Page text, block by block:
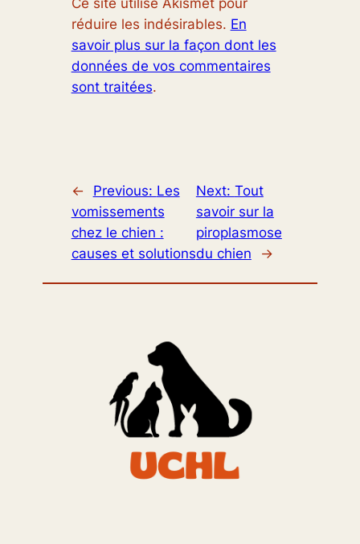
réduire les indésirables. En
savoir plus sur la façon dont les
données de vos commentaires
sont traitées.
← Previous: Les
vomissements
chez le chien :
causes et solutions
Next: Tout
savoir sur la
piroplasmose
du chien
→